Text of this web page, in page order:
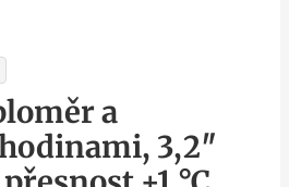
a
3,2″